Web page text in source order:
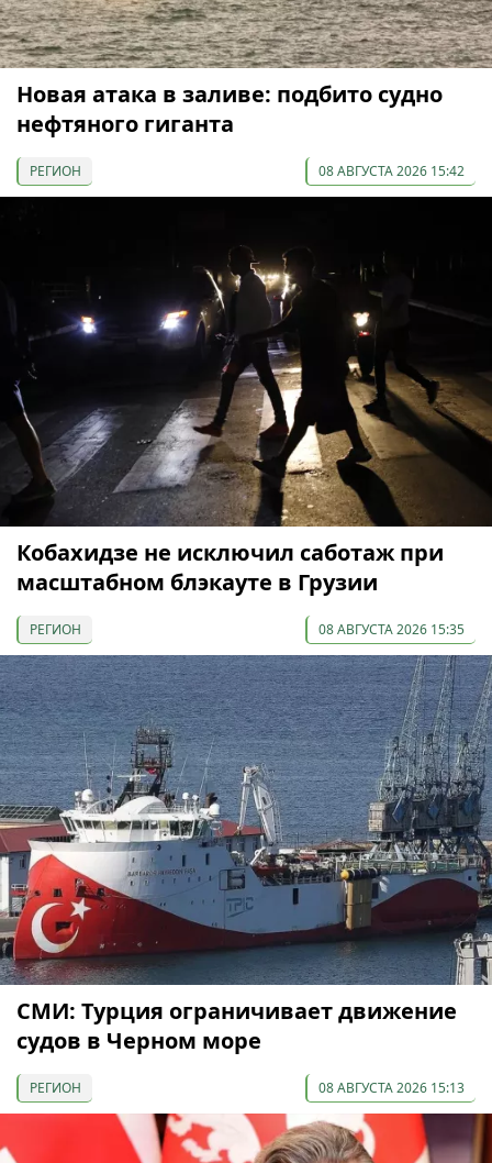
Новая атака в заливе: подбито судно
нефтяного гиганта
РЕГИОН 08 АВГУСТА 2026 15:42
Кобахидзе не исключил саботаж при
масштабном блэкауте в Грузии
РЕГИОН 08 АВГУСТА 2026 15:35
СМИ: Турция ограничивает движение
судов в Черном море
РЕГИОН 08 АВГУСТА 2026 15:13